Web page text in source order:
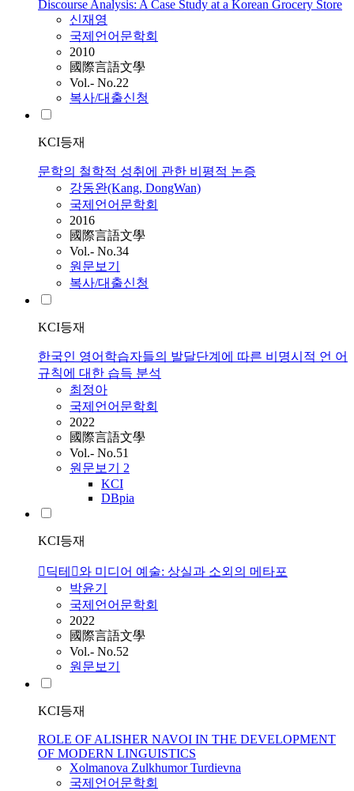
Discourse Analysis: A Case Study at a Korean Grocery Store
신재영
국제언어문학회
2010
國際言語文學
Vol.- No.22
복사/대출신청
KCI등재
문학의 철학적 성취에 관한 비평적 논증
강동완(Kang, DongWan)
국제언어문학회
2016
國際言語文學
Vol.- No.34
원문보기
복사/대출신청
KCI등재
한국인 영어학습자들의 발달단계에 따른 비명시적 언 어
규칙에 대한 습득 분석
최정아
국제언어문학회
2022
國際言語文學
Vol.- No.51
원문보기 2
KCI
DBpia
KCI등재
딕테와 미디어 예술: 상실과 소외의 메타포
박윤기
국제언어문학회
2022
國際言語文學
Vol.- No.52
원문보기
KCI등재
ROLE OF ALISHER NAVOI IN THE DEVELOPMENT
OF MODERN LINGUISTICS
Хolmanova Zulkhumor Turdievna
국제언어문학회